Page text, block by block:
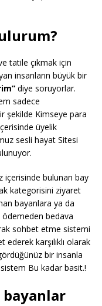
tatile çıkmak için
insanların büyük bir
diye soruyorlar.
sadece
şekilde Kimseye para
üyelik
sesli hayat Sitesi
içerisinde bulunan bay
kategorisini ziyaret
bayanlara ya da
bedava
sohbet etme sistemi
karşılıklı olarak
bir insanla
Bu kadar basit.!
bayanlar